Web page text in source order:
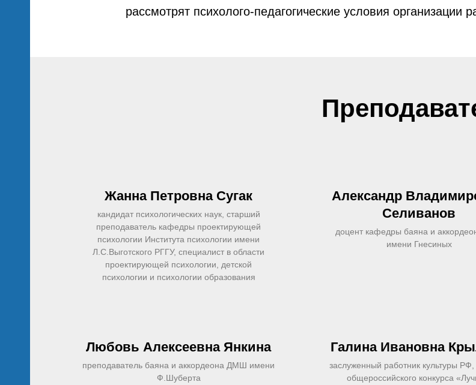
рассмотрят психолого-педагогические условия организации
Жанна Петровна Сугак
кандидат психологических наук, старший
преподаватель кафедры проектирующей
психологии Института психологии имени
Л.С.Выготского РГГУ, специалист в области
проектирующей психологии, детской
психологии и психологии образования
Александр
Селиванов
доцент кафедры баяна и
имени Гнесиных
Любовь Алексеевна Янкина
преподаватель баяна и аккордеона ДМШ имени
Ф.Шуберта
Галина Ивановна
заслуженный работник культуры РФ,
общероссийского конкурса